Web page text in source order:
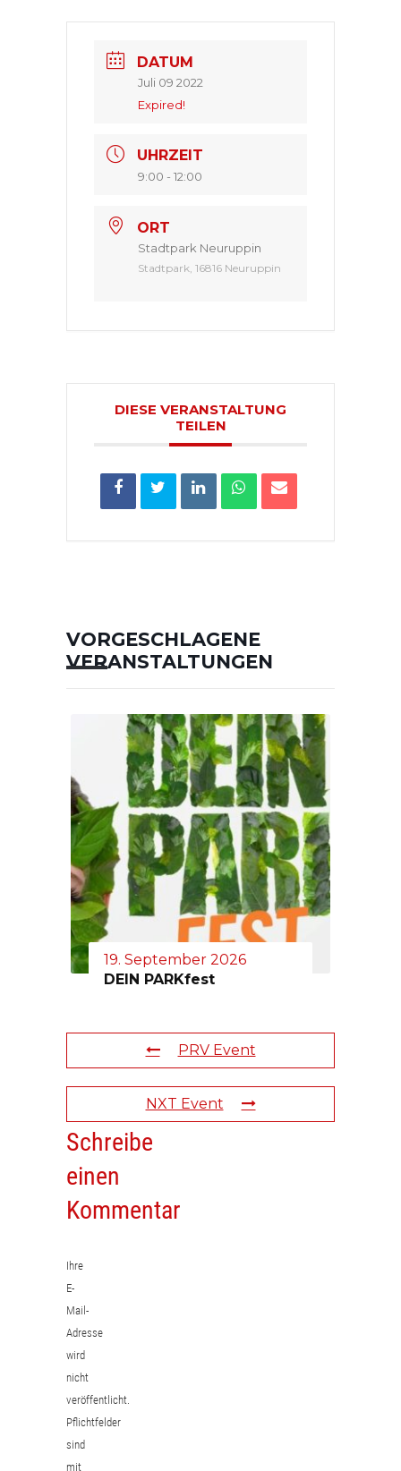
DATUM
Juli 09 2022
Expired!
UHRZEIT
9:00 - 12:00
ORT
Stadtpark Neuruppin
Stadtpark, 16816 Neuruppin
DIESE VERANSTALTUNG
TEILEN
VORGESCHLAGENE
VERANSTALTUNGEN
19. September 2026
DEIN PARKfest
PRV Event
NXT Event
Schreibe
einen
Kommentar
Ihre
E-
Mail-
Adresse
wird
nicht
veröffentlicht.
Pflichtfelder
sind
mit